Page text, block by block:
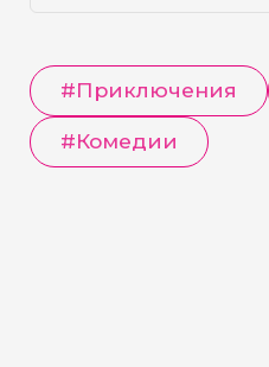
#Приключения
#Комедии